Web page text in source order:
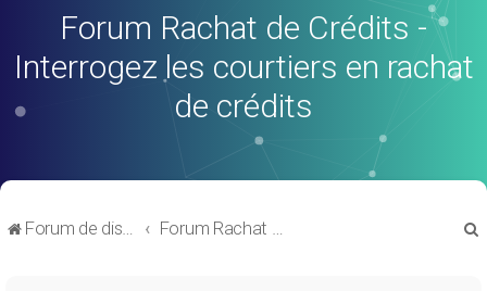
Forum Rachat de Crédits -
Interrogez les courtiers en rachat
de crédits
Forum de discussions sur le Regroupement de Crédits et le Rachat de Crédits Forum Rachat de Crédits